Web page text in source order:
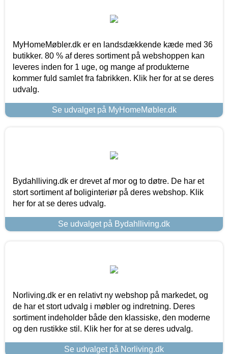
MyHomeMøbler.dk er en landsdækkende kæde med 36
butikker. 80 % af deres sortiment på webshoppen kan
leveres inden for 1 uge, og mange af produkterne
kommer fuld samlet fra fabrikken. Klik her for at se deres
udvalg.
Se udvalget på MyHomeMøbler.dk
Bydahlliving.dk er drevet af mor og to døtre. De har et
stort sortiment af boliginteriør på deres webshop. Klik
her for at se deres udvalg.
Se udvalget på Bydahlliving.dk
Norliving.dk er en relativt ny webshop på markedet, og
de har et stort udvalg i møbler og indretning. Deres
sortiment indeholder både den klassiske, den moderne
og den rustikke stil. Klik her for at se deres udvalg.
Se udvalget på Norliving.dk